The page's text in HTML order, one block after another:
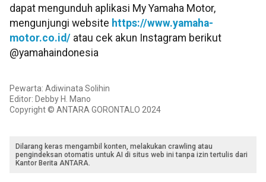
dapat mengunduh aplikasi My Yamaha Motor,
mengunjungi website https://www.yamaha-
motor.co.id/ atau cek akun Instagram berikut
@yamahaindonesia
Pewarta: Adiwinata Solihin
Editor: Debby H. Mano
Copyright © ANTARA GORONTALO 2024
Dilarang keras mengambil konten, melakukan crawling atau
pengindeksan otomatis untuk AI di situs web ini tanpa izin tertulis dari
Kantor Berita ANTARA.